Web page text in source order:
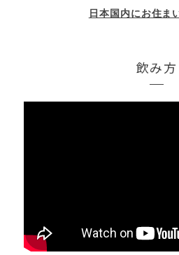
日本国内にお住ま
飲み方